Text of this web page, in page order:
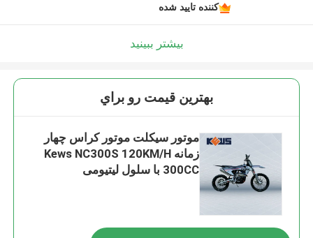
کننده تایید شده
بیشتر ببینید
بهترين قيمت رو براي
موتور سیکلت موتور کراس چهار
زمانه Kews NC300S 120KM/H
300CC با سلول لیتیومی